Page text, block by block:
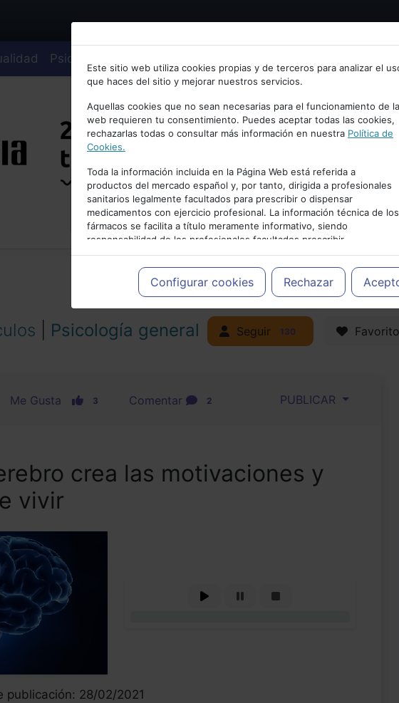
Bienvenid@ a psiquiatria.com
Escribe tu Email
Accede o regístrate con tu email.
Cancelar
Psiquiatría
Este sitio web utiliza cookies propias y de terceros para analizar el
que haces del sitio y mejorar nuestros servicios.
Aquellas cookies que no sean necesarias para el funcionamiento de la
web requieren tu consentimiento. Puedes aceptar todas las cookies,
rechazarlas todas o consultar más información en nuestra Política de
Cookies.
Toda la información incluida en la Página Web está referida a
productos del mercado español y, por tanto, dirigida a profesionales
sanitarios legalmente facultados para prescribir o dispensar
medicamentos con ejercicio profesional. La información técnica de los
fármacos se facilita a título meramente informativo, siendo
responsabilidad de los profesionales facultados prescribir
medicamentos y decidir, en cada caso concreto, el tratamiento más
adecuado a las necesidades del paciente.
Configurar cookies Rechazar
PUBLICIDAD
Psicología general Seguir 130 Favorito
Me Gusta 3 Comentar 2 PUBLICAR
crea las motivaciones y
vivir
publicación: 28/02/2021